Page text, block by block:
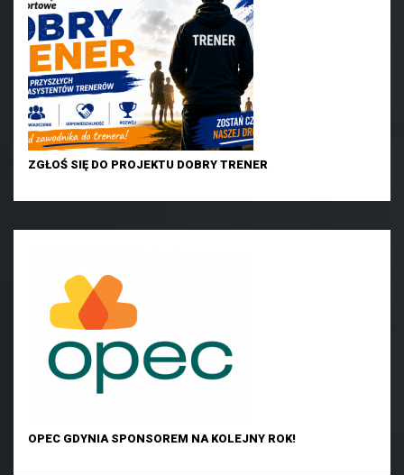
ZGŁOŚ SIĘ DO PROJEKTU DOBRY TRENER
OPEC GDYNIA SPONSOREM NA KOLEJNY ROK!